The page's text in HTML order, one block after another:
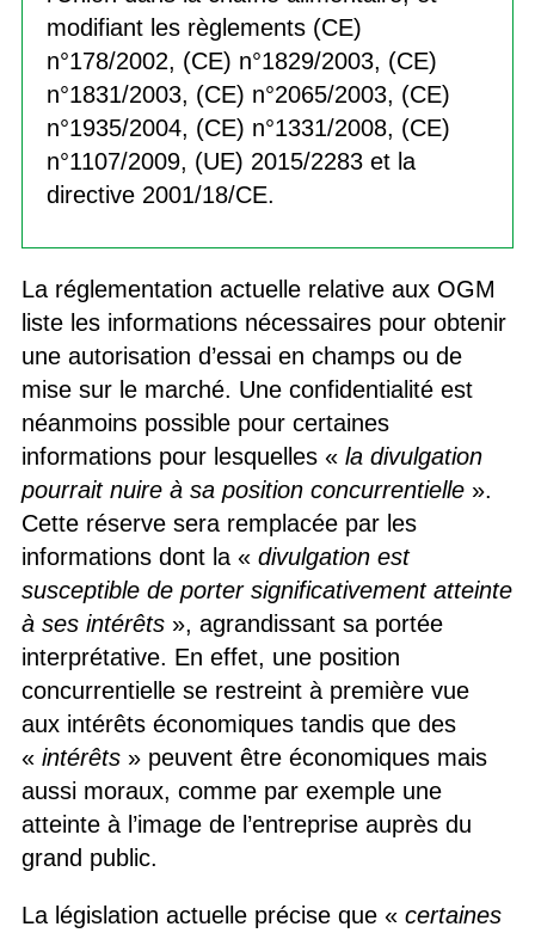
modifiant les règlements (CE)
n°178/2002, (CE) n°1829/2003, (CE)
n°1831/2003, (CE) n°2065/2003, (CE)
n°1935/2004, (CE) n°1331/2008, (CE)
n°1107/2009, (UE) 2015/2283 et la
directive 2001/18/CE.
La réglementation actuelle relative aux OGM
liste les informations nécessaires pour obtenir
une autorisation d’essai en champs ou de
mise sur le marché. Une confidentialité est
néanmoins possible pour certaines
informations pour lesquelles « la divulgation
pourrait nuire à sa position concurrentielle».
Cette réserve sera remplacée par les
informations dont la « divulgation est
susceptible de porter significativement atteinte
à ses intérêts», agrandissant sa portée
interprétative. En effet, une position
concurrentielle se restreint à première vue
aux intérêts économiques tandis que des
« intérêts» peuvent être économiques mais
aussi moraux, comme par exemple une
atteinte à l’image de l’entreprise auprès du
grand public.
La législation actuelle précise que « certaines